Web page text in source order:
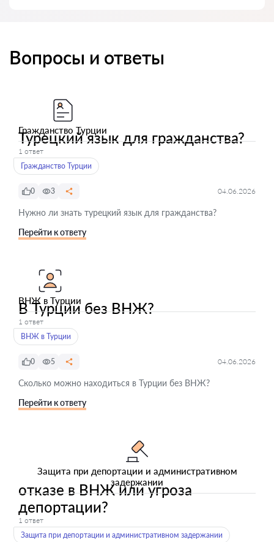
Вопросы и ответы
Гражданство Турции
Турецкий язык для гражданства?
1 ответ
Гражданство Турции
0 3 04.06.2026
Нужно ли знать турецкий язык для гражданства?
Перейти к ответу
ВНЖ в Турции
В Турции без ВНЖ?
1 ответ
ВНЖ в Турции
0 5 04.06.2026
Сколько можно находиться в Турции без ВНЖ?
Перейти к ответу
Защита при депортации и административном
задержании
отказе в ВНЖ или угроза
депортации?
1 ответ
Защита при депортации и административном задержании